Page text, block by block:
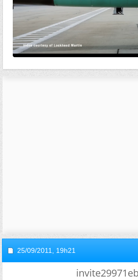
25/09/2011, 19h21